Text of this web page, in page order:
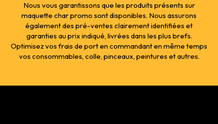
Nous vous garantissons que les produits présents sur
maquette char promo sont disponibles. Nous assurons
également des pré-ventes clairement identifiées et
garanties au prix indiqué, livrées dans les plus brefs.
Optimisez vos frais de port en commandant en même temps
vos consommables, colle, pinceaux, peintures et autres.